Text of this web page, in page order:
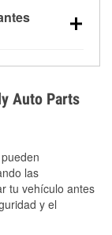
la
sobre
frío
Auto Parts
las
tu vehículo antes
y el